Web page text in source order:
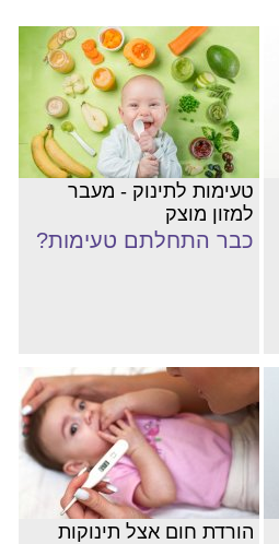
טעימות לתינוק - מעבר
למזון מוצק
כבר התחלתם טעימות?
הורדת חום אצל תינוקות